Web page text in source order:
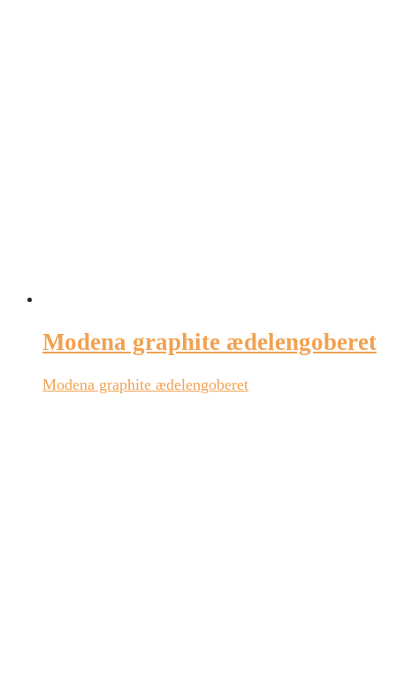
Modena graphite ædelengoberet
Modena graphite ædelengoberet